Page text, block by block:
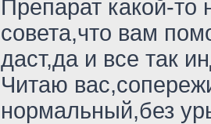
Препарат какой-то
совета,что вам
даст,да и все так
Читаю
нормальный,без